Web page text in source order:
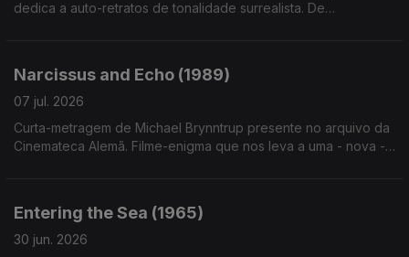
dedica a auto-retratos de tonalidade surrealista. De
Narcissus and Echo (1989)
07 jul. 2026
Curta-metragem de Michael Brynntrup presente no arquivo da
Cinemateca Alemã. Filme-enigma que nos leva a uma - nova -
Entering the Sea (1965)
30 jun. 2026